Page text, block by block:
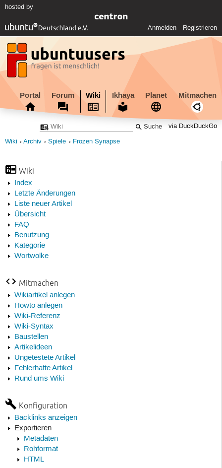
hosted by
Anmelden Registrieren
Portal Forum Wiki Ikhaya Planet Mitmachen
via DuckDuckGo
Wiki Archiv Spiele Frozen Synapse
Wiki
Index
Letzte Änderungen
Liste neuer Artikel
Übersicht
FAQ
Benutzung
Kategorie
Wortwolke
Mitmachen
Wikiartikel anlegen
Howto anlegen
Wiki-Referenz
Wiki-Syntax
Baustellen
Artikelideen
Ungetestete Artikel
Fehlerhafte Artikel
Rund ums Wiki
Konfiguration
Backlinks anzeigen
Exportieren
Metadaten
Rohformat
HTML